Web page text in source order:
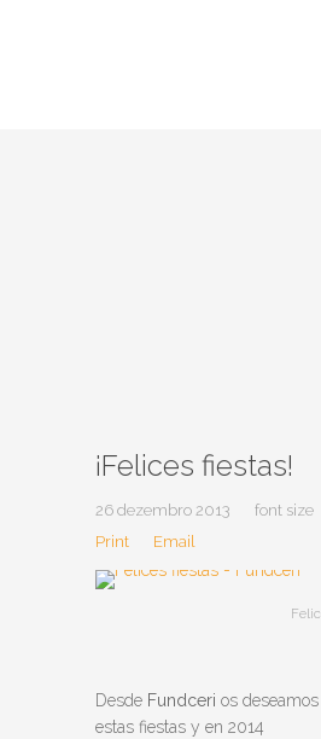
¡Felices fiestas!
26 dezembro 2013
font size
Print
Email
Desde Fundceri os
estas fiestas y en 2014